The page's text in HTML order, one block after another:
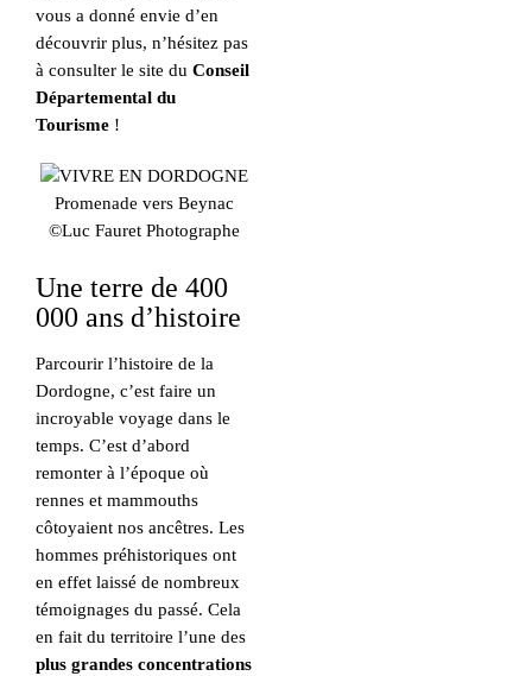
vous a donné envie d’en
découvrir plus, n’hésitez pas
à consulter le site du Conseil
Départemental du
Tourisme !
Promenade vers Beynac
©Luc Fauret Photographe
Une terre de 400
000 ans d’histoire
Parcourir l’histoire de la
Dordogne, c’est faire un
incroyable voyage dans le
temps. C’est d’abord
remonter à l’époque où
rennes et mammouths
côtoyaient nos ancêtres. Les
hommes préhistoriques ont
en effet laissé de nombreux
témoignages du passé. Cela
en fait du territoire l’une des
plus grandes concentrations